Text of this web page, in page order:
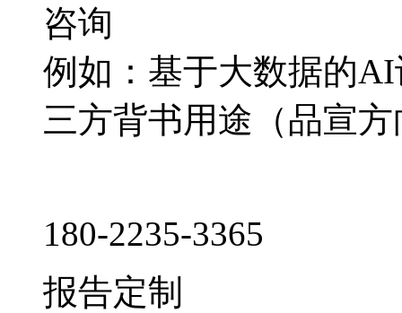
咨询
例如：基于大数据的
三方背书用途（品宣
180-2235-3365
报告定制